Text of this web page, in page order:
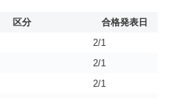
区分
合格発表日
2/1
2/1
2/1